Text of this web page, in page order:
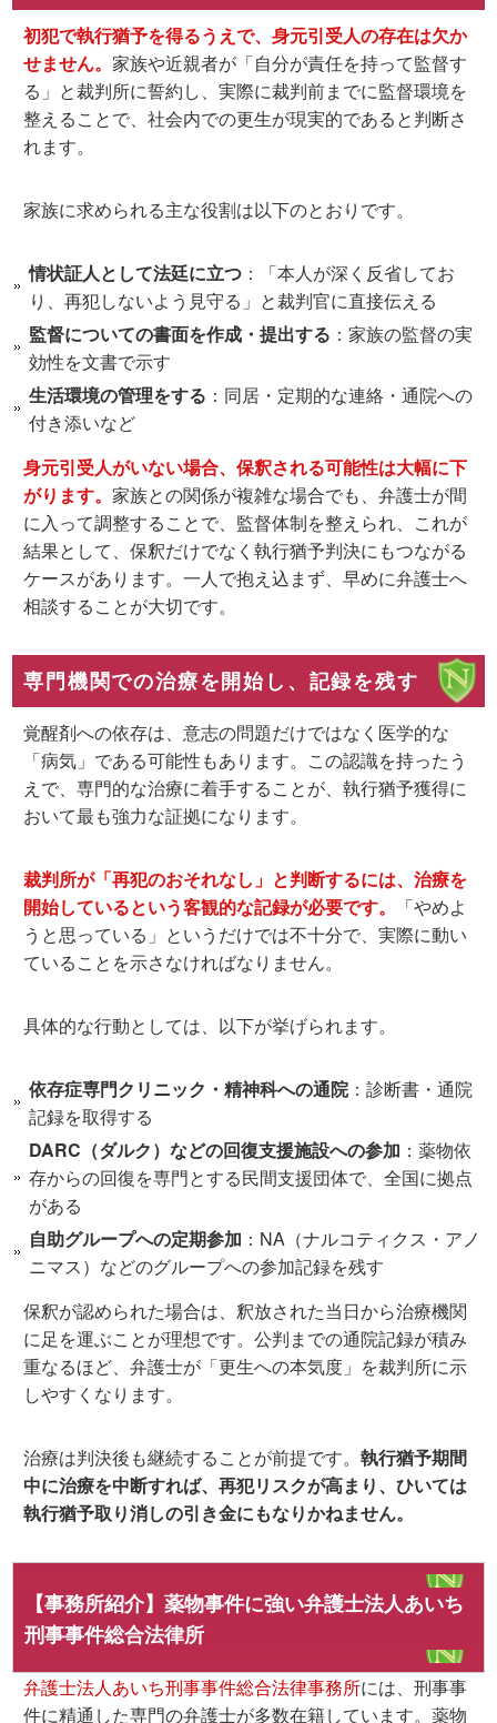
初犯で執行猶予を得るうえで、身元引受人の存在は欠か
せません。家族や近親者が「自分が責任を持って監督す
る」と裁判所に誓約し、実際に裁判前までに監督環境を
整えることで、社会内での更生が現実的であると判断さ
れます。
家族に求められる主な役割は以下のとおりです。
情状証人として法廷に立つ ：「本人が深く反省してお
り、再犯しないよう見守る」と裁判官に直接伝える
監督についての書面を作成・提出する ：家族の監督の実
効性を文書で示す
生活環境の管理をする ：同居・定期的な連絡・通院への
付き添いなど
身元引受人がいない場合、保釈される可能性は大幅に下
がります。家族との関係が複雑な場合でも、弁護士が間
に入って調整することで、監督体制を整えられ、これが
結果として、保釈だけでなく執行猶予判決にもつながる
ケースがあります。一人で抱え込まず、早めに弁護士へ
相談することが大切です。
専門機関での治療を開始し、記録を残す
覚醒剤への依存は、意志の問題だけではなく医学的な
「病気」である可能性もあります。この認識を持ったう
えで、専門的な治療に着手することが、執行猶予獲得に
おいて最も強力な証拠になります。
裁判所が「再犯のおそれなし」と判断するには、治療を
開始しているという客観的な記録が必要です。
「やめよ
うと思っている」というだけでは不十分で、実際に動い
ていることを示さなければなりません。
具体的な行動としては、以下が挙げられます。
依存症専門クリニック・精神科への通院：診断書・通院
記録を取得する
DARC（ダルク）などの回復支援施設への参加 ：薬物依
存からの回復を専門とする民間支援団体で、全国に拠点
がある
自助グループへの定期参加 ：NA（ナルコティクス・アノ
ニマス）などのグループへの参加記録を残す
保釈が認められた場合は、釈放された当日から治療機関
に足を運ぶことが理想です。公判までの通院記録が積み
重なるほど、弁護士が「更生への本気度」を裁判所に示
しやすくなります。
治療は判決後も継続することが前提です。執行猶予期間
中に治療を中断すれば、再犯リスクが高まり、ひいては
執行猶予取り消しの引き金にもなりかねません。
【事務所紹介】薬物事件に強い弁護士法人あいち
刑事事件総合法律所
弁護士法人あいち刑事事件総合法律事務所には、刑事事
件に精通した専門の弁護士が多数在籍しています。薬物